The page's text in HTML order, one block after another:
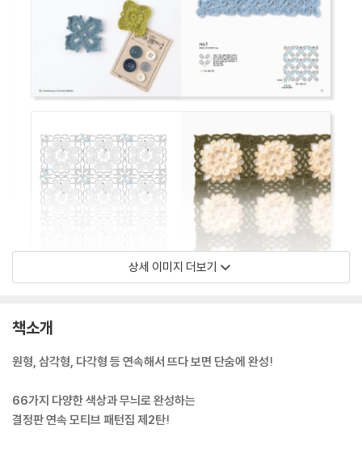
상세 이미지 더보기
책소개
원형, 삼각형, 다각형 등 연속해서 뜨다 보면 단숨에 완성!
66가지 다양한 색상과 무늬로 완성하는
결정판 연속 모티브 패턴집 제2탄!